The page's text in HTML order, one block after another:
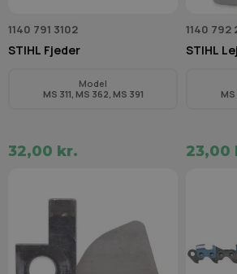
1140 791 3102
STIHL Fjeder
Model
MS 311, MS 362, MS 391
32,00 kr.
1140 792
STIHL
MS
23,00